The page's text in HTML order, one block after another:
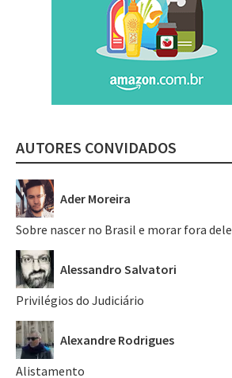
AUTORES CONVIDADOS
Ader Moreira
Sobre nascer no Brasil e morar fora dele
Alessandro Salvatori
Privilégios do Judiciário
Alexandre Rodrigues
Alistamento